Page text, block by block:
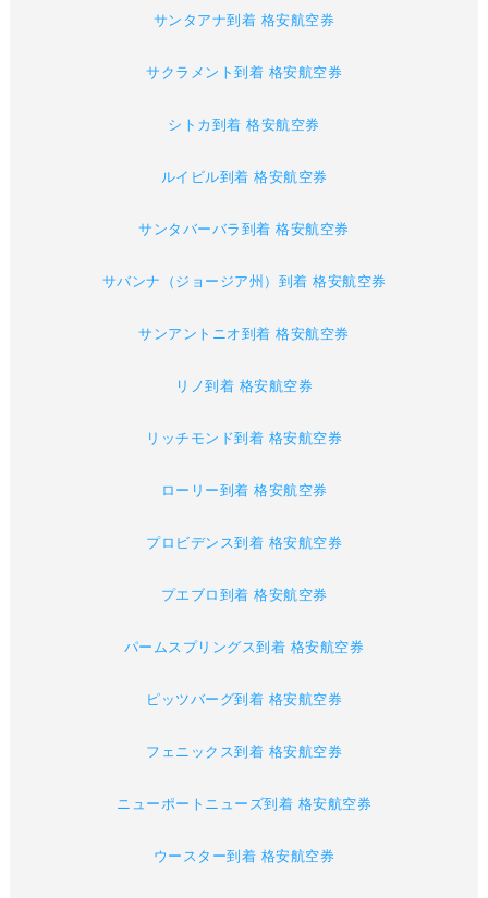
サンタアナ到着 格安航空券
サクラメント到着 格安航空券
シトカ到着 格安航空券
ルイビル到着 格安航空券
サンタバーバラ到着 格安航空券
サバンナ（ジョージア州）到着 格安航空券
サンアントニオ到着 格安航空券
リノ到着 格安航空券
リッチモンド到着 格安航空券
ローリー到着 格安航空券
プロビデンス到着 格安航空券
プエブロ到着 格安航空券
パームスプリングス到着 格安航空券
ピッツバーグ到着 格安航空券
フェニックス到着 格安航空券
ニューポートニューズ到着 格安航空券
ウースター到着 格安航空券